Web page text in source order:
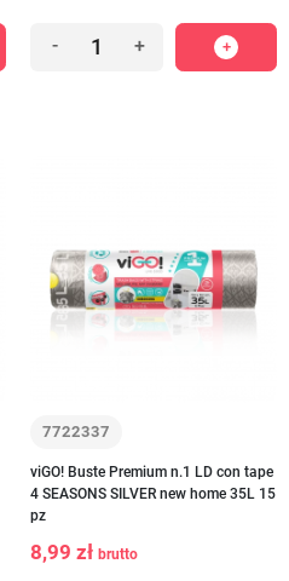
- +
7722337
viGO! Buste Premium n.1 LD con tape
4 SEASONS SILVER new home 35L 15
pz
8,99 zł brutto